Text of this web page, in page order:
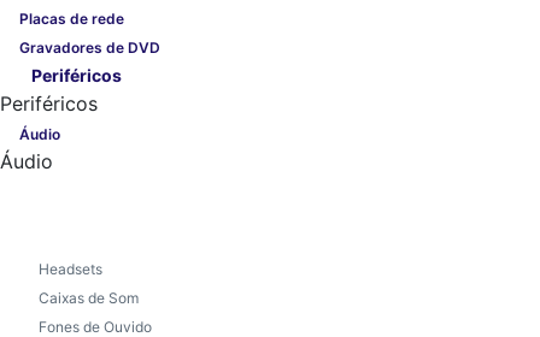
Placas de rede
Gravadores de DVD
Periféricos
Periféricos
Áudio
Áudio
Headsets
Caixas de Som
Fones de Ouvido